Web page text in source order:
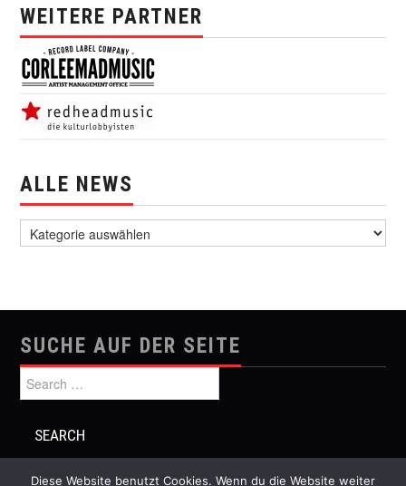
WEITERE PARTNER
ALLE NEWS
SUCHE AUF DER SEITE
Search for:
Diese Website benutzt Cookies. Wenn du die Website weiter